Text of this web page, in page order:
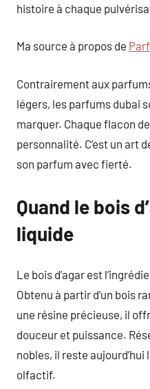
histoire à chaque
Ma source à propos de
Contrairement aux
légers, les parfums dubai
marquer. Chaque flacon
personnalité. C’est un art
son parfum avec fierté.
Quand le bois
liquide
Le bois d’agar est
Obtenu à partir d’un bois
une résine précieuse, il
douceur et puissance.
nobles, il reste
olfactif.